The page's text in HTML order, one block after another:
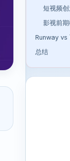
短视频
影视前
Runway vs
总结